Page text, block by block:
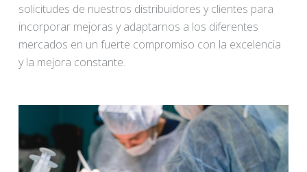
solicitudes de nuestros distribuidores y clientes para
incorporar mejoras y adaptarnos a los diferentes
mercados en un fuerte compromiso con la excelencia
y la mejora constante.